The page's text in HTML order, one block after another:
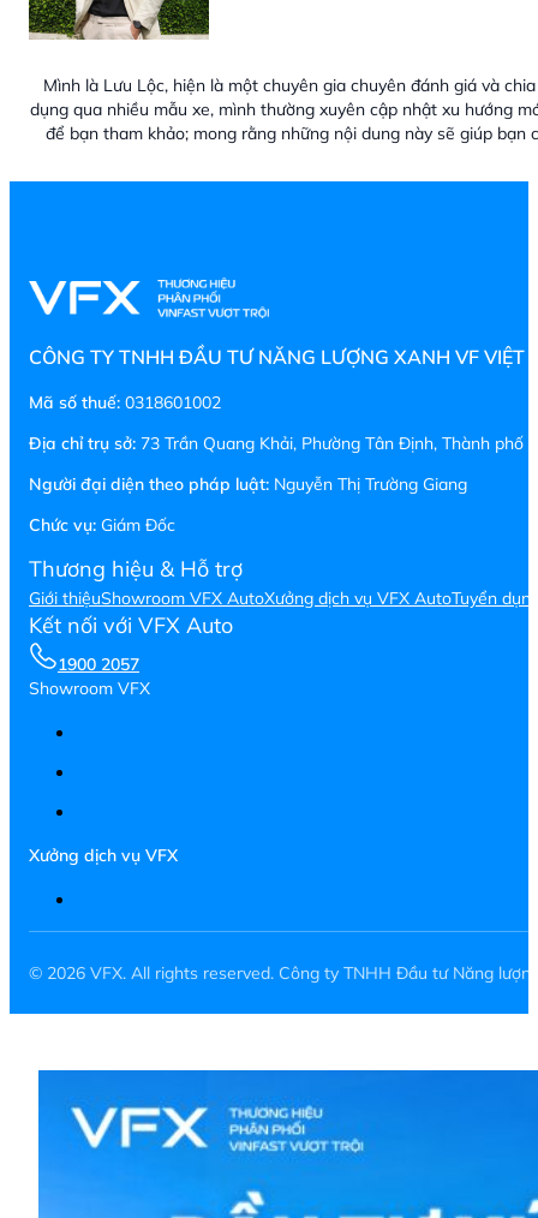
Mình là Lưu Lộc, hiện là một chuyên gia chuyên đánh giá và
dụng qua nhiều mẫu xe, mình thường xuyên cập nhật xu hướng
để bạn tham khảo; mong rằng những nội dung này sẽ giúp
CÔNG TY TNHH ĐẦU TƯ NĂNG LƯỢNG XANH VF VIỆT
Mã số thuế: 0318601002
Địa chỉ trụ sở: 73 Trần Quang Khải, Phường Tân Định, Thành phố
Người đại diện theo pháp luật: Nguyễn Thị Trường Giang
Chức vụ: Giám Đốc
Thương hiệu & Hỗ trợ
Giới thiệuShowroom VFX AutoXưởng dịch vụ VFX AutoTuyển
Kết nối với VFX Auto
1900 2057
Showroom VFX
Xưởng dịch vụ VFX
© 2026 VFX. All rights reserved. Công ty TNHH Đầu tư Năng